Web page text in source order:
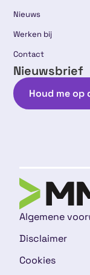
Nieuws
Werken bij
Contact
Nieuwsbrief
Houd me op
Algemene
Disclaimer
Cookies